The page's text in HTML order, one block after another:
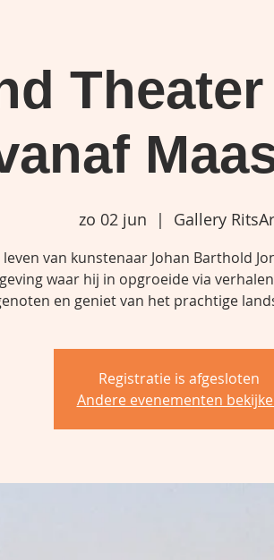
zo 02 jun
  |
Gallery
van kunstenaar Johan Barthold
waar hij in opgroeide via
en geniet van het prachtige
Registratie is afgesloten
Andere evenementen